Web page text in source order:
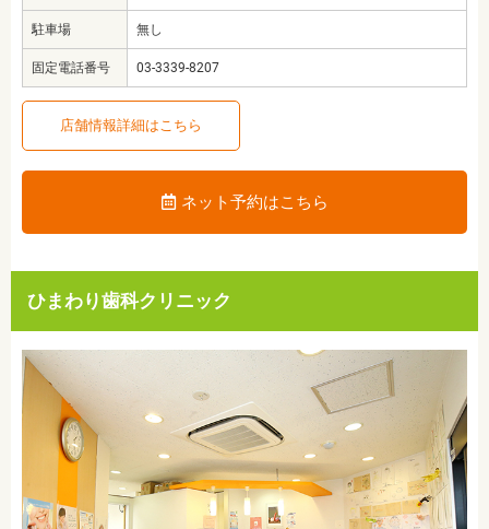
駐車場 無し
固定電話番号 03-3339-8207
店舗情報詳細はこちら
ネット予約はこちら
ひまわり歯科クリニック